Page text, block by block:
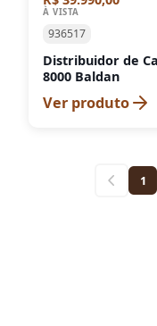
À VISTA
936517
Distribuidor de
8000 Baldan
Ver produto
1